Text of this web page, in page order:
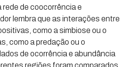
de coocorrência e
lembra que as interações entre
como a simbiose ou o
como a predação ou o
de ocorrência e abundância
regiões foram comparados